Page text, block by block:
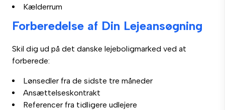
Kælderrum
Forberedelse af Din Lejeansøgning
Skil dig ud på det danske lejeboligmarked ved at
forberede:
Lønsedler fra de sidste tre måneder
Ansættelseskontrakt
Referencer fra tidligere udlejere